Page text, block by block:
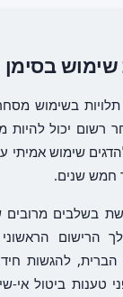
שימוש
בשימוש
רשום יכול להיות
שימוש אמיתי
חמש שנים.
בשלבים
הרישום
להגשות
טענות ביטול אי-